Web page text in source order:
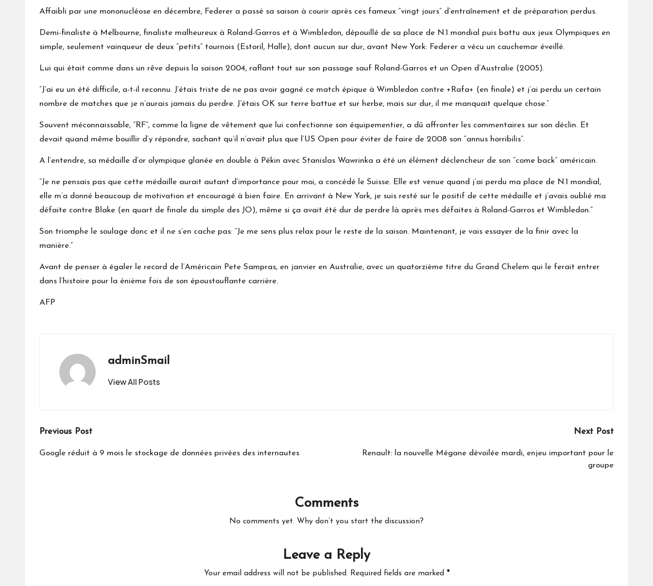
Affaibli par une mononucléose en décembre, Federer a passé sa saison à courir après ces fameux “vingt jours” d’entraînement et de préparation perdus.
Demi-finaliste à Melbourne, finaliste malheureux à Roland-Garros et à Wimbledon, dépouillé de sa place de N.1 mondial puis battu aux jeux Olympiques en
simple, seulement vainqueur de deux “petits” tournois (Estoril, Halle), dont aucun sur dur, avant New York: Federer a vécu un cauchemar éveillé.
Lui qui était comme dans un rêve depuis la saison 2004, raflant tout sur son passage sauf Roland-Garros et un Open d’Australie (2005).
“J’ai eu un été difficile, a-t-il reconnu. J’étais triste de ne pas avoir gagné ce match épique à Wimbledon contre +Rafa+ (en finale) et j’ai perdu un certain
nombre de matches que je n’aurais jamais du perdre. J’étais OK sur terre battue et sur herbe, mais sur dur, il me manquait quelque chose.”
Souvent méconnaissable, “RF”, comme la ligne de vêtement que lui confectionne son équipementier, a dû affronter les commentaires sur son déclin. Et
devait quand même bouillir d’y répondre, sachant qu’il n’avait plus que l’US Open pour éviter de faire de 2008 son “annus horribilis”.
A l’entendre, sa médaille d’or olympique glanée en double à Pékin avec Stanislas Wawrinka a été un élément déclencheur de son “come back” américain.
“Je ne pensais pas que cette médaille aurait autant d’importance pour moi, a concédé le Suisse. Elle est venue quand j’ai perdu ma place de N.1 mondial,
elle m’a donné beaucoup de motivation et encouragé à bien faire. En arrivant à New York, je suis resté sur le positif de cette médaille et j’avais oublié ma
défaite contre Blake (en quart de finale du simple des JO), même si ça avait été dur de perdre là après mes défaites à Roland-Garros et Wimbledon.”
Son triomphe le soulage donc et il ne s’en cache pas: “Je me sens plus relax pour le reste de la saison. Maintenant, je vais essayer de la finir avec la
manière.”
Avant de penser à égaler le record de l’Américain Pete Sampras, en janvier en Australie, avec un quatorzième titre du Grand Chelem qui le ferait entrer
dans l’histoire pour la énième fois de son époustouflante carrière.
AFP
adminSmail
View All Posts
Post
navigation
Previous Post
Google réduit à 9 mois le stockage de données privées des internautes
Next Post
Renault: la nouvelle Mégane dévoilée mardi, enjeu important pour le
groupe
Comments
No comments yet. Why don’t you start the discussion?
Leave a Reply
Your email address will not be published. Required fields are marked *